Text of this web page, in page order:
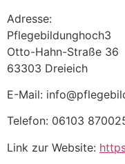
Adresse:
Pflegebildunghoch3
Otto-Hahn-Straße 36
63303 Dreieich
E-Mail:
Telefon: 06103
Link zur Website: